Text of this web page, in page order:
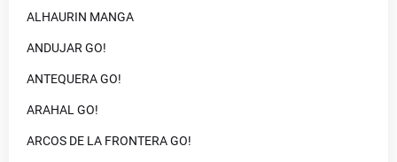
ALHAURIN MANGA
ANDUJAR GO!
ANTEQUERA GO!
ARAHAL GO!
ARCOS DE LA FRONTERA GO!